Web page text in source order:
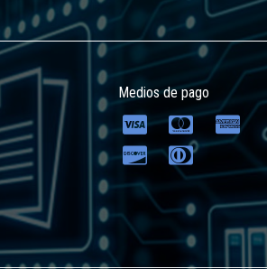
Medios de pago